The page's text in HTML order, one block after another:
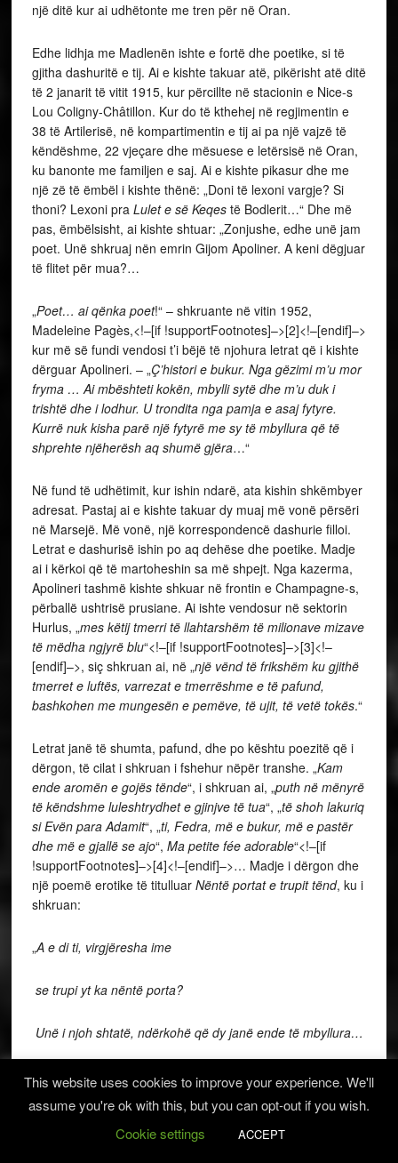
një ditë kur ai udhëtonte me tren për në Oran.
Edhe lidhja me Madlenën ishte e fortë dhe poetike, si të
gjitha dashuritë e tij. Ai e kishte takuar atë, pikërisht atë ditë
të 2 janarit të vitit 1915, kur përcillte në stacionin e Nice-s
Lou Coligny-Châtillon. Kur do të kthehej në regjimentin e
38 të Artilerisë, në kompartimentin e tij ai pa një vajzë të
këndëshme, 22 vjeçare dhe mësuese e letërsisë në Oran,
ku banonte me familjen e saj. Ai e kishte pikasur dhe me
një zë të ëmbël i kishte thënë: „Doni të lexoni vargje? Si
thoni? Lexoni pra Lulet e së Keqestë Bodlerit…“ Dhe më
pas, ëmbëlsisht, ai kishte shtuar: „Zonjushe, edhe unë jam
poet. Unë shkruaj nën emrin Gijom Apoliner. A keni dëgjuar
të flitet për mua?…
„Poet… ai qënka poet!“ – shkruante në vitin 1952,
Madeleine Pagès,<!–[if !supportFootnotes]–>[2]<!–[endif]–>
kur më së fundi vendosi t’i bëjë të njohura letrat që i kishte
dërguar Apolineri. – „Ç’histori e bukur. Nga gëzimi m’u mor
fryma … Ai mbështeti kokën, mbylli sytë dhe m’u duk i
trishtë dhe i lodhur. U trondita nga pamja e asaj fytyre.
Kurrë nuk kisha parë një fytyrë me sy të mbyllura që të
shprehte njëherësh aq shumë gjëra…“
Në fund të udhëtimit, kur ishin ndarë, ata kishin shkëmbyer
adresat. Pastaj ai e kishte takuar dy muaj më vonë përsëri
në Marsejë. Më vonë, një korrespondencë dashurie filloi.
Letrat e dashurisë ishin po aq dehëse dhe poetike. Madje
ai i kërkoi që të martoheshin sa më shpejt. Nga kazerma,
Apolineri tashmë kishte shkuar në frontin e Champagne-s,
përballë ushtrisë prusiane. Ai ishte vendosur në sektorin
Hurlus, „mes këtij tmerri të llahtarshëm të milionave mizave
të mëdha ngjyrë blu“<!–[if !supportFootnotes]–>[3]<!–
[endif]–>, siç shkruan ai, në „një vënd të frikshëm ku gjithë
tmerret e luftës, varrezat e tmerrëshme e të pafund,
bashkohen me mungesën e pemëve, të ujit, të vetë tokës.“
Letrat janë të shumta, pafund, dhe po kështu poezitë që i
dërgon, të cilat i shkruan i fshehur nëpër transhe. „Kam
ende aromën e gojës tënde“, i shkruan ai, „puth në mënyrë
të këndshme luleshtrydhet e gjinjve të tua“, „të shoh lakuriq
si Evën para Adamit“, „ti, Fedra, më e bukur, më e pastër
dhe më e gjallë se ajo“, Ma petite fée adorable“<!–[if
!supportFootnotes]–>[4]<!–[endif]–>… Madje i dërgon dhe
një poemë erotike të titulluar Nëntë portat e trupit tënd, ku i
shkruan:
„A e di ti, virgjëresha ime
se trupi yt ka nëntë porta?
Unë i njoh shtatë, ndërkohë që dy janë ende të mbyllura…
Hyra brënda teje nga sytë e tu të yllëzuar …“
Ai e quan seksin e saj „portë supreme“ dhe se është ai që
ka „çelsin suprem të nëntë portave të saj“, duke shkruar në
This website uses cookies to improve your experience. We'll
assume you're ok with this, but you can opt-out if you wish.
Cookie settings
ACCEPT